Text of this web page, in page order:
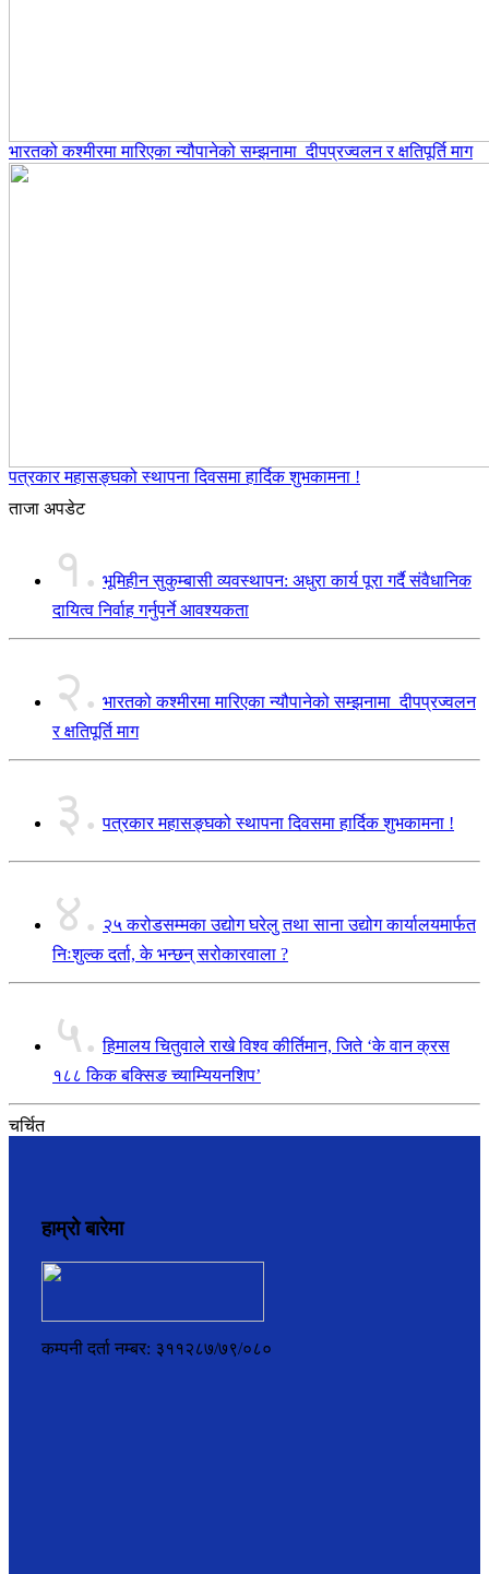
भारतको कश्मीरमा मारिएका न्यौपानेको सम्झनामा दीपप्रज्वलन र क्षतिपूर्ति माग
पत्रकार महासङ्घको स्थापना दिवसमा हार्दिक शुभकामना !
ताजा अपडेट
१. भूमिहीन सुकुम्बासी व्यवस्थापन: अधुरा कार्य पूरा गर्दै संवैधानिक
दायित्व निर्वाह गर्नुपर्ने आवश्यकता
२. भारतको कश्मीरमा मारिएका न्यौपानेको सम्झनामा दीपप्रज्वलन
र क्षतिपूर्ति माग
३. पत्रकार महासङ्घको स्थापना दिवसमा हार्दिक शुभकामना !
४. २५ करोडसम्मका उद्योग घरेलु तथा साना उद्योग कार्यालयमार्फत
निःशुल्क दर्ता, के भन्छन् सरोकारवाला ?
५. हिमालय चितुवाले राखे विश्व कीर्तिमान, जिते ‘के वान क्रस
१८८ किक बक्सिङ च्याम्यियनशिप’
चर्चित
हाम्रो बारेमा
कम्पनी दर्ता नम्बर: ३११२८७/७९/०८०